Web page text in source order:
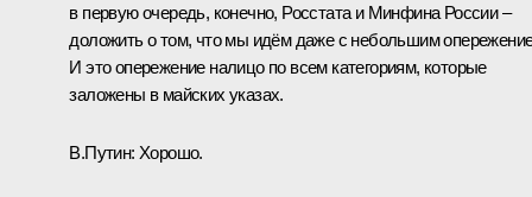
в первую очередь, конечно, Росстата и Минфина России –
доложить о том, что мы идём даже с небольшим
И это опережение налицо по всем категориям, которые
заложены в майских указах.
В.Путин: Хорошо.